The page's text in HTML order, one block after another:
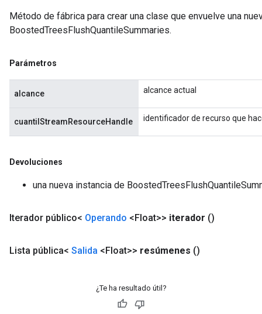
Método de fábrica para crear una clase que envuelve una
BoostedTreesFlushQuantileSummaries.
Parámetros
alcance alcance actual
cuantilStreamResourceHandle identificador de recurso que
Devoluciones
una nueva instancia de
Iterador público< Operando <Float>> iterador ()
Lista pública< Salida <Float>> resúmenes ()
¿Te ha resultado útil?